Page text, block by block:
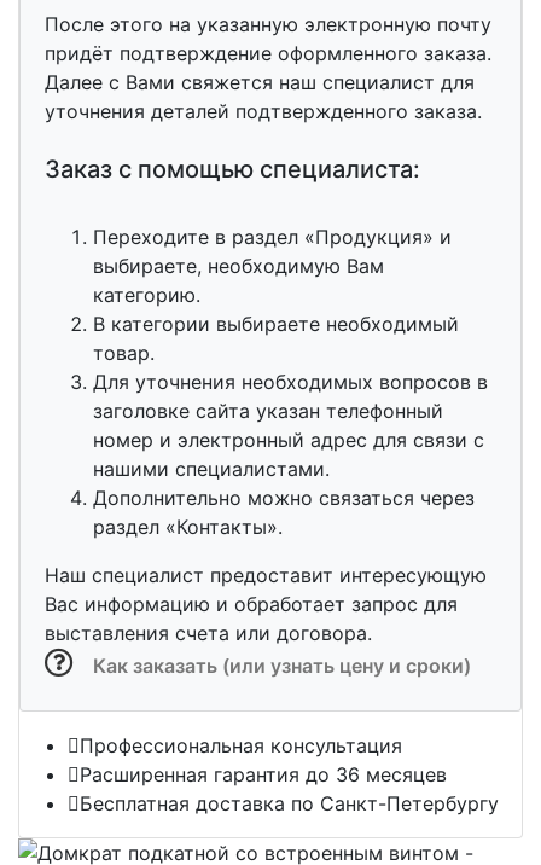
После этого на указанную электронную почту
придёт подтверждение оформленного заказа.
Далее с Вами свяжется наш специалист для
уточнения деталей подтвержденного заказа.
Заказ с помощью специалиста:
Переходите в раздел «Продукция» и
выбираете, необходимую Вам
категорию.
В категории выбираете необходимый
товар.
Для уточнения необходимых вопросов в
заголовке сайта указан телефонный
номер и электронный адрес для связи с
нашими специалистами.
Дополнительно можно связаться через
раздел «Контакты».
Наш специалист предоставит интересующую
Вас информацию и обработает запрос для
выставления счета или договора.
Как заказать (или узнать цену и сроки)
Профессиональная консультация
Расширенная гарантия до 36 месяцев
Бесплатная доставка по Санкт-Петербургу